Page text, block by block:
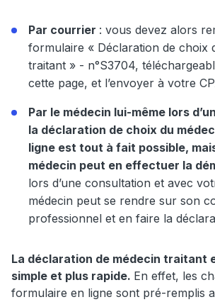
Par courrier : vous devez alors
formulaire « Déclaration de choix
traitant » - n°S3704,
cette page, et l’envoyer à votre
Par le médecin lui-même lors
la déclaration de choix du
ligne est tout à fait possible,
médecin peut en effectuer la
lors d’une consultation et avec
médecin peut se rendre sur son
professionnel et en faire la
La déclaration de médecin traitant
simple et plus rapide. En effet, les
formulaire en ligne sont pré-remplis